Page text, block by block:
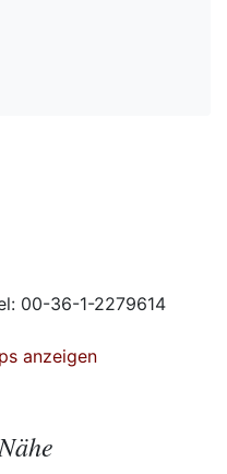
00-36-1-2279614
anzeigen